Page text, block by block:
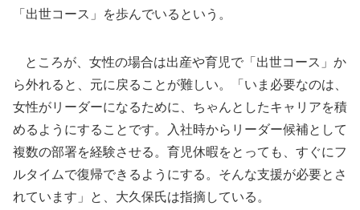
「出世コース」を歩んでいるという。
ところが、女性の場合は出産や育児で「出世コース」か
ら外れると、元に戻ることが難しい。「いま必要なのは、
女性がリーダーになるために、ちゃんとしたキャリアを積
めるようにすることです。入社時からリーダー候補として
複数の部署を経験させる。育児休暇をとっても、すぐにフ
ルタイムで復帰できるようにする。そんな支援が必要とさ
れています」と、大久保氏は指摘している。